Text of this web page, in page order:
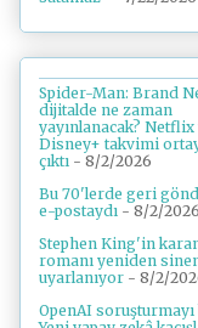
Spider-Man: Brand
dijitalde ne zaman
yayınlanacak? Netflix
Disney+ takvimi
çıktı - 8/2/2026
Bu 70'lerde geri
e-postaydı - 8/2/2026
Stephen King'in
romanı yeniden
uyarlanıyor - 8/2/
OpenAI soruşturmayı